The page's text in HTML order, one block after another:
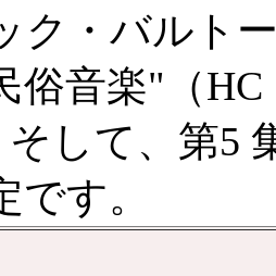
ク・バルト
俗音楽"（
して、第5
です。